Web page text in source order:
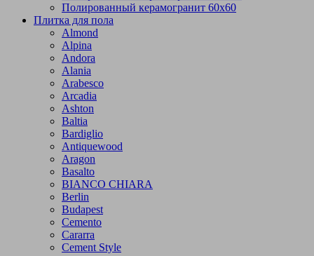
Полированный керамогранит 60х60
Плитка для пола
Almond
Alpina
Andora
Alania
Arabesco
Arcadia
Ashton
Baltia
Bardiglio
Antiquewood
Aragon
Basalto
BIANCO CHIARA
Berlin
Budapest
Cemento
Cararra
Cement Style